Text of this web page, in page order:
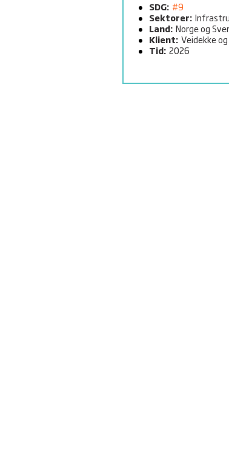
SDG: #9
Sektorer:
Land: Norge og
Klient: Veidekke og
Tid: 2026